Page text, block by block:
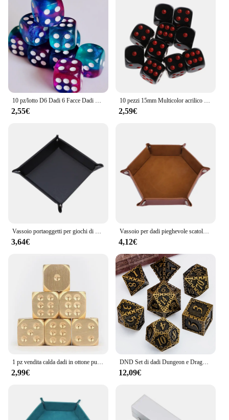
10 pz/lotto D6 Dadi 6 Facce Dadi Casino Gioco Da Tavolo Dadi Acrilico Bordo Rotondo Dadi D6 12mm Casino Dice DND dadi
2,55€
10 pezzi 15mm Multicolor acrilico cubo dadi set sei lati portatile giochi da tavolo giocattolo
2,59€
Vassoio portaoggetti per giochi di dadi esagonali pieghevoli rotanti Supporto per tappetino in pelle PU e velluto Strumenti di archiviazione per forniture per ufficio spessi su entrambi i lati
3,64€
Vassoio per dadi pieghevole scatola per dadi in flanella in pelle PU vassoio pieghevole esagonale decorazione per Desktop di casa vassoio portaoggetti per chiavi a moneta
4,12€
1 pz vendita calda dadi in ottone puro rame metallo solido dadi lucidato a mano Bar forniture creativo Mahjong setaccio 13/15mm
2,99€
DND Set di dadi Dungeon e Dragon Metal D and D Set di dadi poliedrici RPG giochi di ruolo 7 pezzi dadi D & D D20 D12 D10 D8 D6
12,09€